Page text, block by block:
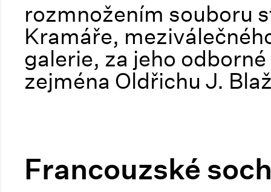
rozmnožením souboru
Kramáře,
galerie, za jeho
zejména Oldřichu J.
Francouzské